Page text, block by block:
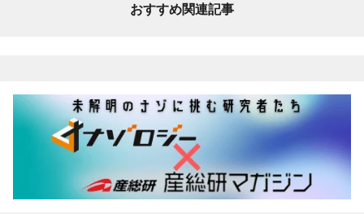
おすすめ関連記事